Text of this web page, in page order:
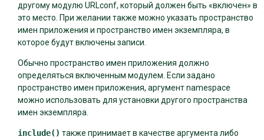
другому модулю URLconf, который должен быть «включен» в
это место. При желании также можно указать пространство
имен приложения и пространство имен экземпляра, в
которое будут включены записи.
Обычно пространство имен приложения должно
определяться включенным модулем. Если задано
пространство имен приложения, аргумент namespace
можно использовать для установки другого пространства
имен экземпляра.
include() также принимает в качестве аргумента либо